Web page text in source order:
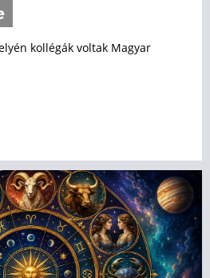
kollégák voltak Magyar